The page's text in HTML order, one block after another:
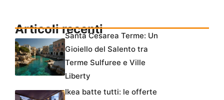
Articoli recentiSanta Cesarea Terme: Un
Gioiello del Salento tra
Terme Sulfuree e Ville
Liberty
Ikea batte tutti: le offerte